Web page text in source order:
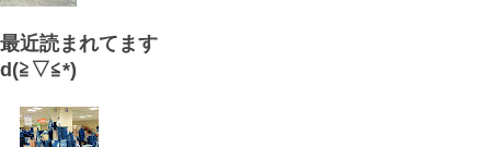
最近読まれてます
d(≧▽≦*)